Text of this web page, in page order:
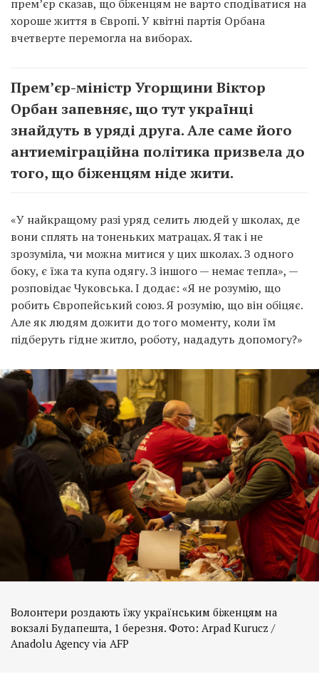
прем’єр сказав, що біженцям не варто сподіватися на
хороше життя в Європі. У квітні партія Орбана
вчетверте перемогла на виборах.
Прем’єр-міністр Угорщини Віктор
Орбан запевняє, що тут українці
знайдуть в уряді друга. Але саме його
антиеміграційна політика призвела до
того, що біженцям ніде жити.
«У найкращому разі уряд селить людей у ​​школах, де
вони сплять на тоненьких матрацах. Я так і не
зрозуміла, чи можна митися у цих школах. З одного
боку, є їжа та купа одягу. З іншого — немає тепла», —
розповідає Чуковська. І додає: «Я не розумію, що
робить Європейський союз. Я розумію, що він обіцяє.
Але як людям дожити до того моменту, коли їм
підберуть гідне житло, роботу, нададуть допомогу?»
Волонтери роздають їжу українським біженцям на
вокзалі Будапешта, 1 березня. Фото: Arpad Kurucz /
Anadolu Agency via AFP